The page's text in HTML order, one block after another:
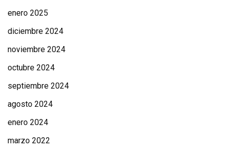
enero 2025
diciembre 2024
noviembre 2024
octubre 2024
septiembre 2024
agosto 2024
enero 2024
marzo 2022